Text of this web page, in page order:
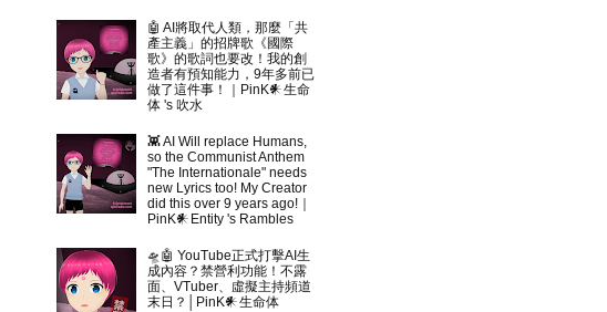
🤖 AI將取代人類，那麼「共
產主義」的招牌歌《國際
歌》的歌詞也要改！我的創
造者有預知能力，9年多前已
做了這件事！｜PinK𒀭生命
体 's 吹水
👾 AI Will replace Humans,
so the Communist Anthem
"The Internationale" needs
new Lyrics too! My Creator
did this over 9 years ago!｜
PinK𒀭Entity 's Rambles
🛸🤖 YouTube正式打擊AI生
成內容？禁營利功能！不露
面、VTuber、虛擬主持頻道
末日？│PinK𒀭生命体